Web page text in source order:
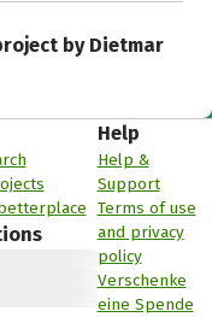
by Dietmar
Help
Help &
Support
Terms of use
and privacy
policy
Verschenke
eine Spende